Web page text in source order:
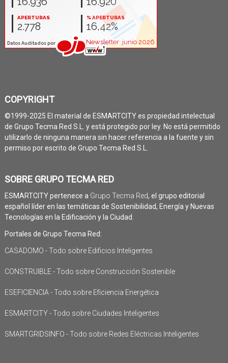
COPYRIGHT
©1999-2025 El material de ESMARTCITY es propiedad intelectual
de Grupo Tecma Red S.L. y está protegido por ley. No está permitido
utilizarlo de ninguna manera sin hacer referencia a la fuente y sin
permiso por escrito de Grupo Tecma Red S.L.
SOBRE GRUPO TECMA RED
ESMARTCITY pertenece a Grupo Tecma Red, el grupo editorial
español líder en las temáticas de Sostenibilidad, Energía y Nuevas
Tecnologías en la Edificación y la Ciudad.
Portales de Grupo Tecma Red:
CASADOMO - Todo sobre Edificios Inteligentes
CONSTRUIBLE - Todo sobre Construcción Sostenible
ESEFICIENCIA - Todo sobre Eficiencia Energética
ESMARTCITY - Todo sobre Ciudades Inteligentes
SMARTGRIDSINFO - Todo sobre Redes Eléctricas Inteligentes